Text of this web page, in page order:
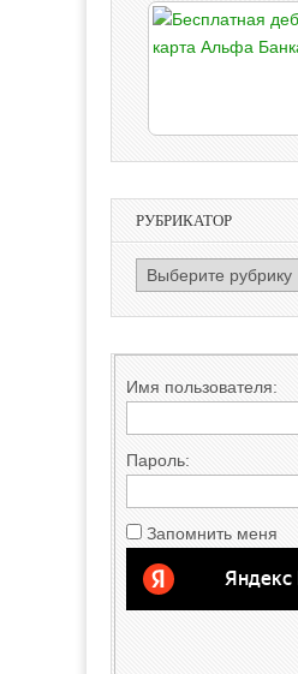
РУБРИКАТОР
РУБРИКАТОР
Имя пользователя:
Пароль:
Запомнить меня